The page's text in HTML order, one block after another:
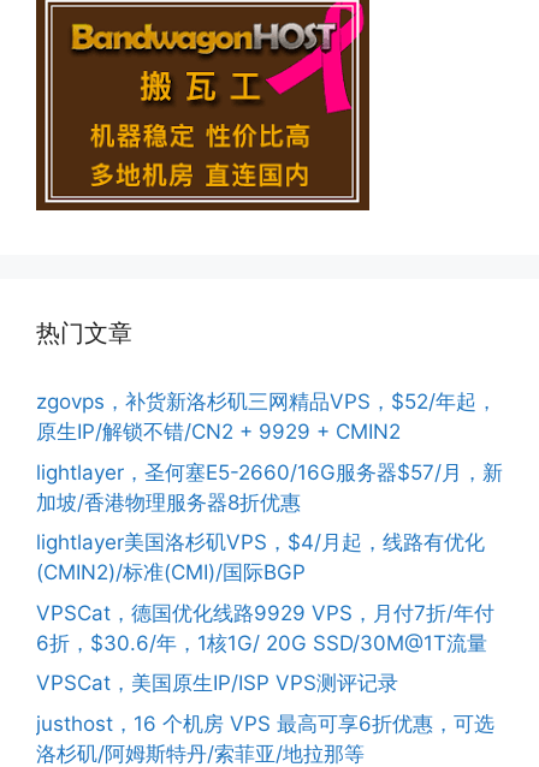
热门文章
zgovps，补货新洛杉矶三网精品VPS，$52/年起，
原生IP/解锁不错/CN2 + 9929 + CMIN2
lightlayer，圣何塞E5-2660/16G服务器$57/月，新
加坡/香港物理服务器8折优惠
lightlayer美国洛杉矶VPS，$4/月起，线路有优化
(CMIN2)/标准(CMI)/国际BGP
VPSCat，德国优化线路9929 VPS，月付7折/年付
6折，$30.6/年，1核1G/ 20G SSD/30M@1T流量
VPSCat，美国原生IP/ISP VPS测评记录
justhost，16 个机房 VPS 最高可享6折优惠，可选
洛杉矶/阿姆斯特丹/索菲亚/地拉那等